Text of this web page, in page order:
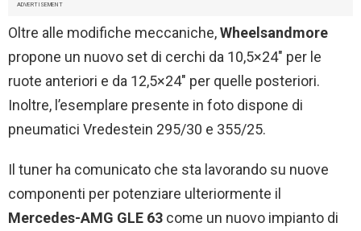
ADVERTISEMENT
Oltre alle modifiche meccaniche,Wheelsandmore
propone un nuovo set di cerchi da 10,5×24″ per le
ruote anteriori e da 12,5×24″ per quelle posteriori.
Inoltre, l’esemplare presente in foto dispone di
pneumatici Vredestein 295/30 e 355/25.
Il tuner ha comunicato che sta lavorando su nuove
componenti per potenziare ulteriormente il
Mercedes-AMG GLE 63 come un nuovo impianto di